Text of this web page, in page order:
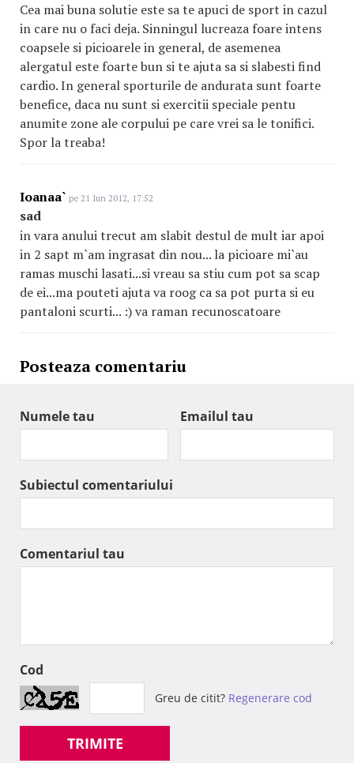
Cea mai buna solutie este sa te apuci de sport in cazul
in care nu o faci deja. Sinningul lucreaza foare intens
coapsele si picioarele in general, de asemenea
alergatul este foarte bun si te ajuta sa si slabesti find
cardio. In general sporturile de andurata sunt foarte
benefice, daca nu sunt si exercitii speciale pentu
anumite zone ale corpului pe care vrei sa le tonifici.
Spor la treaba!
Ioanaa` pe 21 Iun 2012, 17:52
sad
in vara anului trecut am slabit destul de mult iar apoi
in 2 sapt m`am ingrasat din nou... la picioare mi`au
ramas muschi lasati...si vreau sa stiu cum pot sa scap
de ei...ma pouteti ajuta va roog ca sa pot purta si eu
pantaloni scurti... :) va raman recunoscatoare
Posteaza comentariu
Numele tau Emailul tau
Subiectul comentariului
Comentariul tau
Cod
Greu de citit? Regenerare cod
TRIMITE